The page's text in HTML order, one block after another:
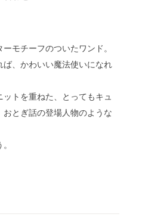
モチーフのついたワンド。
、かわいい魔法使いになれ
トを重ねた、とってもキュ
とぎ話の登場人物のような